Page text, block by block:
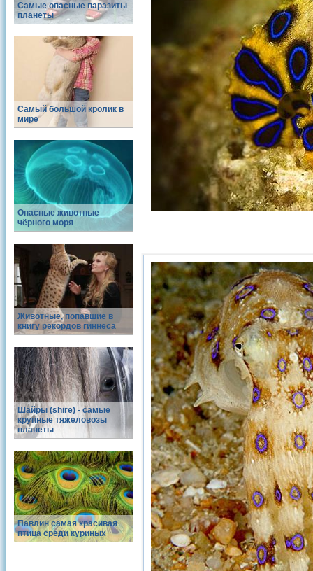
Самые опасные паразиты
планеты
Самый большой кролик в
мире
Опасные животные
чёрного моря
Животные, попавшие в
книгу рекордов гиннеса
Шайры (shire) - самые
крупные тяжеловозы
планеты
Павлин самая красивая
птица среди куриных